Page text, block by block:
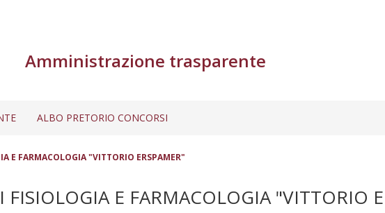
Amministrazione trasparente
ALBO PRETORIO CONCORSI
E FARMACOLOGIA "VITTORIO ERSPAMER"
E FARMACOLOGIA "VITTORIO